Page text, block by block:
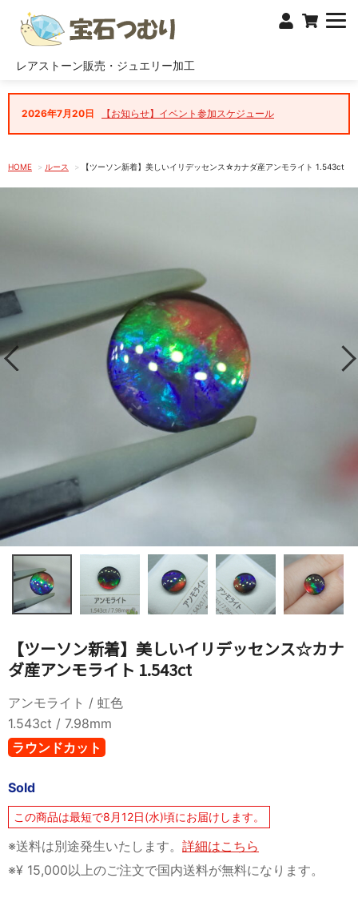
レアストーン販売・ジュエリー加工
2026年7月20日 【お知らせ】イベント参加スケジュール
HOME ルース 【ツーソン新着】美しいイリデッセンス☆カナダ産アンモライト 1.543ct
【ツーソン新着】美しいイリデッセンス☆カナ
ダ産アンモライト 1.543ct
アンモライト / 虹色
1.543ct / 7.98mm
ラウンドカット
Sold
この商品は最短で8月12日(水)頃にお届けします。
※送料は別途発生いたします。 詳細はこちら
※¥ 15,000以上のご注文で国内送料が無料になります。